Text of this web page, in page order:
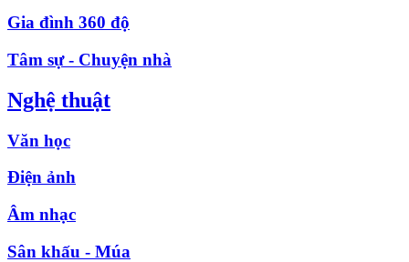
Gia đình 360 độ
Tâm sự - Chuyện nhà
Nghệ thuật
Văn học
Điện ảnh
Âm nhạc
Sân khấu - Múa